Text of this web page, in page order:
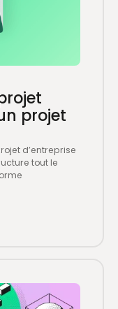
projet
d’entreprise
tout le